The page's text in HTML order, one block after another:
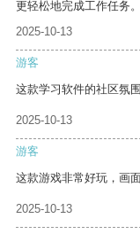
更轻松地完成工作任务。
2025-10-13
游客
这款学习软件的社区氛
2025-10-13
游客
这款游戏非常好玩，画
2025-10-13